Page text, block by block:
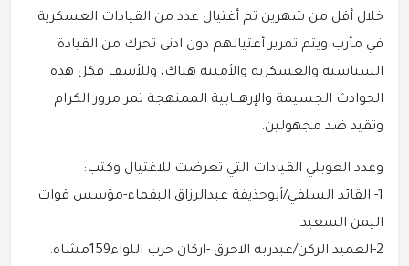
خلال أقل من شهرين تم أغتيال عدد من القيادات العسكرية
في مأرب ويتم تمرير أغتيالهم دون ادنى تحرك من القيادة
السياسية والعسكرية والأمنية هناك، وللأسف فكل هذه
الحوادث الجسيمة والإرهـــابية الممنهجة تمر مرور الكرام
وتقيد ضد مجهولين.
وعدد العوبلي القيادات التي تعرضت للاغتيال وكتب:
1- القائد السلفي/أبوحذيفة عبدالرزاق البقماء-مؤسس قوات
اليمن السعيد.
2-العميد الركن/عبدربه الاحرق -اركان حرب اللواء159مشاه.